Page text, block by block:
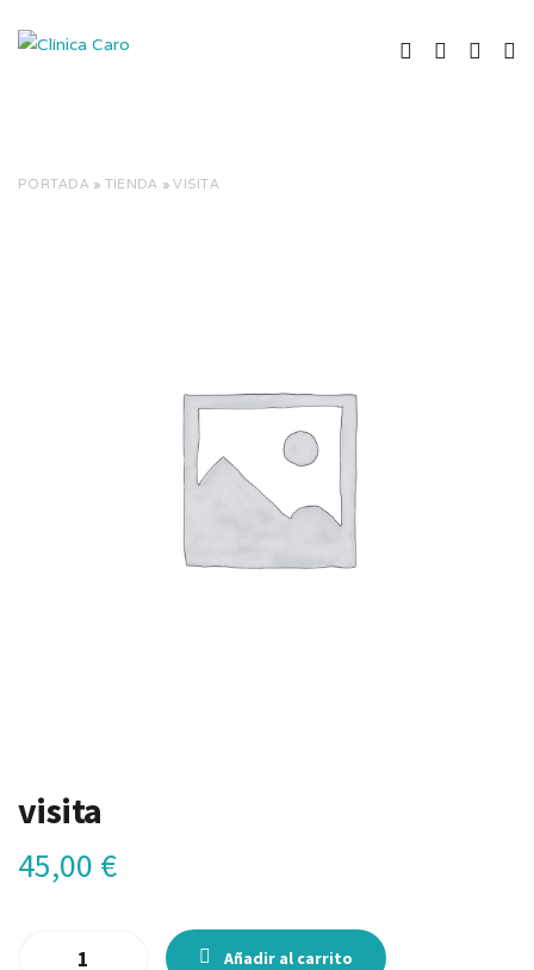
PORTADA» TIENDA »VISITA
visita
45,00 €
Añadir al carrito